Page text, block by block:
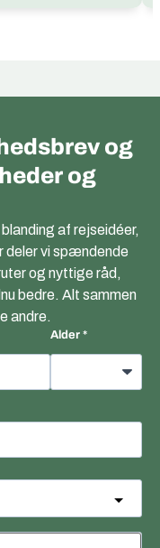
og
og
af rejseidéer,
deler vi spændende
og nyttige råd,
bedre. Alt sammen
andre.
Alder